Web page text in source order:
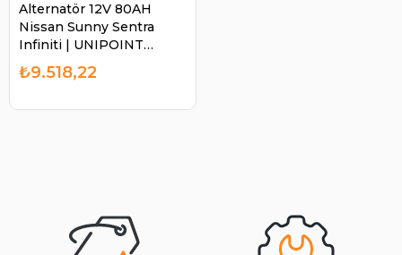
Alternatör 12V 80AH
Nissan Sunny Sentra
Infiniti | UNIPOINT
ALT3059
₺9.518,22